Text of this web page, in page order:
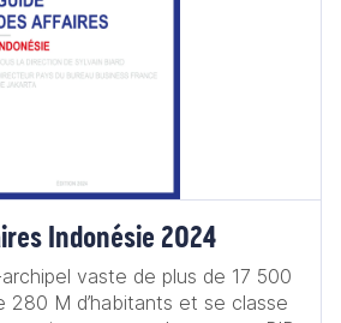
Indonésie 2024
archipel vaste de plus de 17 500
280 M d’habitants et se classe